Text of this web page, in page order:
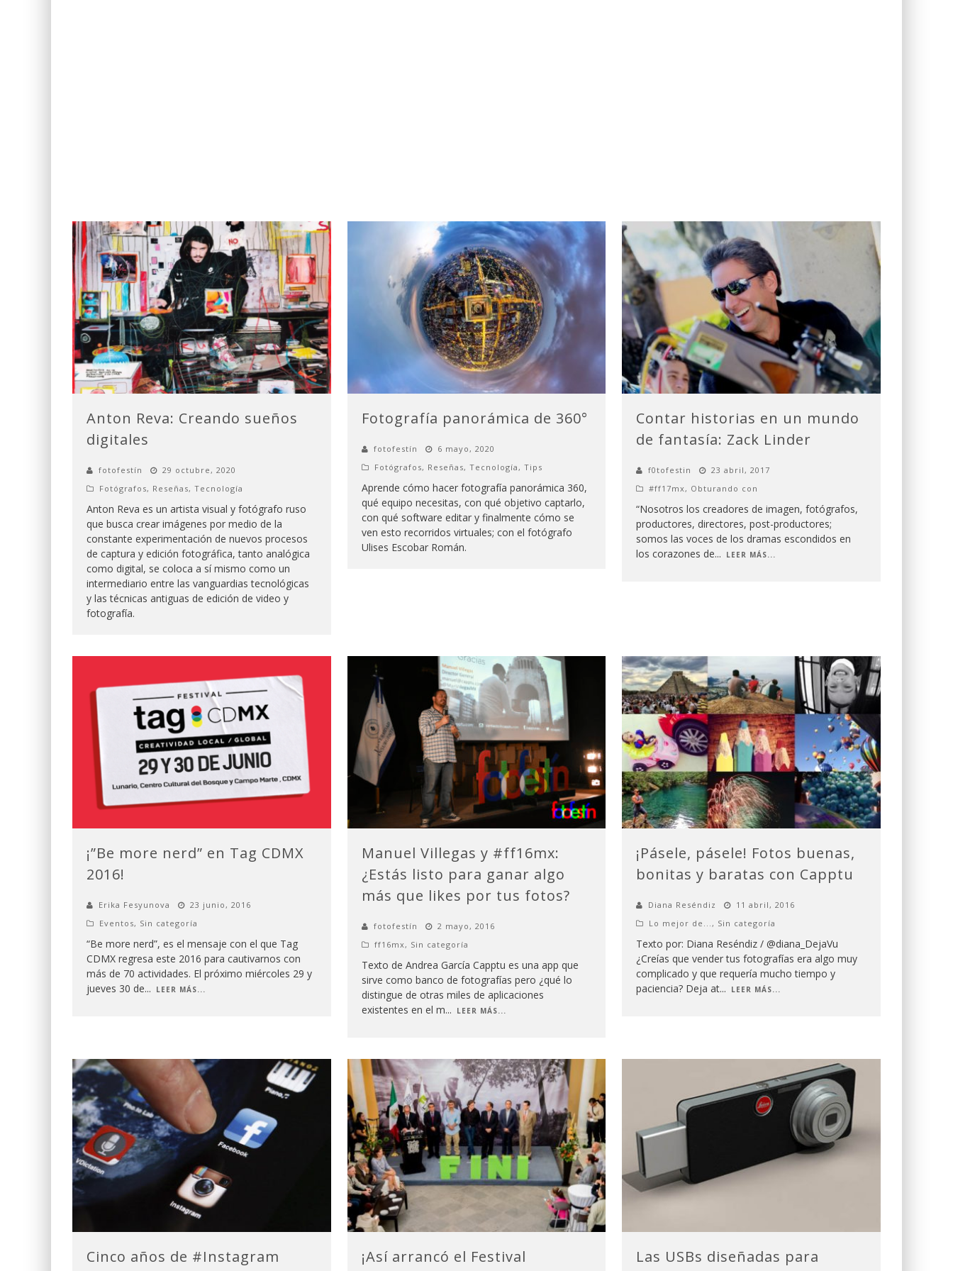
Anton Reva: Creando sueños
digitales
fotofestín
29 octubre, 2020
Fotógrafos, Reseñas, Tecnología
Anton Reva es un artista visual y fotógrafo ruso
que busca crear imágenes por medio de la
constante experimentación de nuevos procesos
de captura y edición fotográfica, tanto analógica
como digital, se coloca a sí mismo como un
intermediario entre las vanguardias tecnológicas
y las técnicas antiguas de edición de video y
fotografía.
Fotografía panorámica de 360°
fotofestín
6 mayo, 2020
Fotógrafos, Reseñas, Tecnología, Tips
Aprende cómo hacer fotografía panorámica 360,
qué equipo necesitas, con qué objetivo captarlo,
con qué software editar y finalmente cómo se
ven esto recorridos virtuales; con el fotógrafo
Ulises Escobar Román.
Contar historias en un mundo
de fantasía: Zack Linder
f0tofestin
23 abril, 2017
#ff17mx, Obturando con
“Nosotros los creadores de imagen, fotógrafos,
productores, directores, post-productores;
somos las voces de los dramas escondidos en
los corazones de... LEER MÁS...
¡”Be more nerd” en Tag CDMX
2016!
Erika Fesyunova
23 junio, 2016
Eventos, Sin categoría
“Be more nerd”, es el mensaje con el que Tag
CDMX regresa este 2016 para cautivarnos con
más de 70 actividades. El próximo miércoles 29 y
jueves 30 de... LEER MÁS...
Manuel Villegas y #ff16mx:
¿Estás listo para ganar algo
más que likes por tus fotos?
fotofestín
2 mayo, 2016
ff16mx, Sin categoría
Texto de Andrea García Capptu es una app que
sirve como banco de fotografías pero ¿qué lo
distingue de otras miles de aplicaciones
existentes en el m... LEER MÁS...
¡Pásele, pásele! Fotos buenas,
bonitas y baratas con Capptu
Diana Reséndiz
11 abril, 2016
Lo mejor de..., Sin categoría
Texto por: Diana Reséndiz / @diana_DejaVu
¿Creías que vender tus fotografías era algo muy
complicado y que requería mucho tiempo y
paciencia? Deja at... LEER MÁS...
Cinco años de #Instagram
¡Así arrancó el Festival
Las USBs diseñadas para